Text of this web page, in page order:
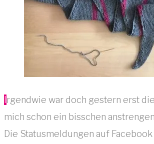
mich schon ein bisschen
Die Statusmeldungen auf